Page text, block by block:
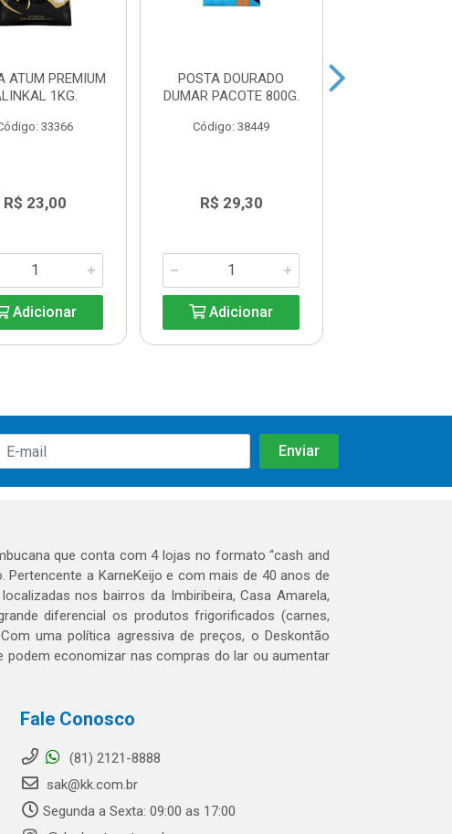
ATUM PREMIUM
1KG.
33366
R$ 23,00
Adicionar
POSTA DOURADO
DUMAR PACOTE 800G.
Código: 38449
R$ 29,30
Adicionar
que conta com 4 lojas no formato “cash and
a KarneKeijo e com mais de 40 anos de
nos bairros da Imbiribeira, Casa Amarela,
diferencial os produtos frigorificados (carnes,
uma política agressiva de preços, o Deskontão
economizar nas compras do lar ou aumentar
Fale Conosco
(81) 2121-8888
sak@kk.com.br
Segunda a Sexta: 09:00 as 17:00